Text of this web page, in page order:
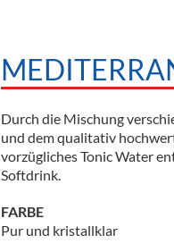
Durch die Mischung
und dem qualitativ
vorzügliches Tonic Water
Softdrink.
FARBE
Pur und kristallklar